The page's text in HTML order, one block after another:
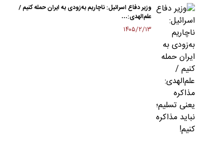
وزیر دفاع اسرائیل: ناچاریم به‌زودی به ایران حمله کنیم /
علم‌الهدی:…
۱۴۰۵/۲/۱۳